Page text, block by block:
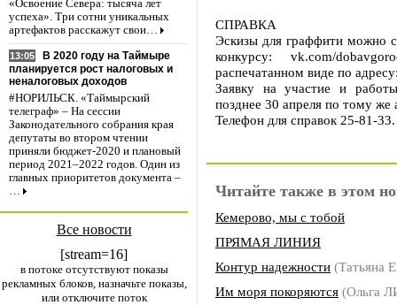
«Освоение Севера: тысяча лет
успеха». Три сотни уникальных
артефактов расскажут свои…
13:05
В 2020 году на Таймыре
планируется рост налоговых и
неналоговых доходов
#НОРИЛЬСК. «Таймырский
телеграф» – На сессии
Законодательного собрания края
депутаты во втором чтении
приняли бюджет-2020 и плановый
период 2021–2022 годов. Один из
главных приоритетов документа –
…
Все новости
[stream=16]
в потоке отсутствуют показы
рекламных блоков, назначьте показы,
или отключите поток
СПРАВКА
Эскизы для граффити можно
конкурсу: vk.com/
распечатанном виде по
Заявку на участие и
позднее 30 апреля по тому же
Телефон для справок 25-81-33.
Читайте также в этом
Кемерово, мы с тобой
ПРЯМАЯ ЛИНИЯ
Контур надежности
Им моря покоряются (Ольга